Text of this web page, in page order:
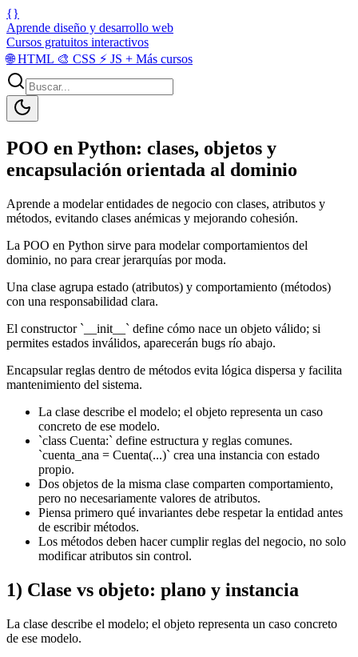
{}
Aprende diseño y desarrollo web
Cursos gratuitos interactivos
🌐HTML 🎨 CSS ⚡ JS + Más cursos
POO en Python: clases, objetos y
encapsulación orientada al dominio
Aprende a modelar entidades de negocio con clases, atributos y
métodos, evitando clases anémicas y mejorando cohesión.
La POO en Python sirve para modelar comportamientos del
dominio, no para crear jerarquías por moda.
Una clase agrupa estado (atributos) y comportamiento (métodos)
con una responsabilidad clara.
El constructor `__init__` define cómo nace un objeto válido; si
permites estados inválidos, aparecerán bugs río abajo.
Encapsular reglas dentro de métodos evita lógica dispersa y facilita
mantenimiento del sistema.
La clase describe el modelo; el objeto representa un caso
concreto de ese modelo.
`class Cuenta:` define estructura y reglas comunes.
`cuenta_ana = Cuenta(...)` crea una instancia con estado
propio.
Dos objetos de la misma clase comparten comportamiento,
pero no necesariamente valores de atributos.
Piensa primero qué invariantes debe respetar la entidad antes
de escribir métodos.
Los métodos deben hacer cumplir reglas del negocio, no solo
modificar atributos sin control.
1) Clase vs objeto: plano y instancia
La clase describe el modelo; el objeto representa un caso concreto
de ese modelo.